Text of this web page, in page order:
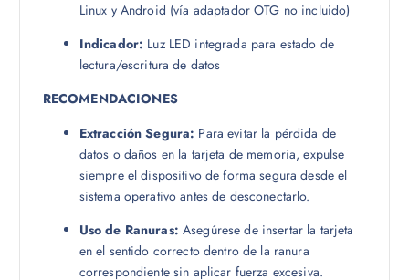
Linux y Android (vía adaptador OTG no incluido)
Indicador: Luz LED integrada para estado de
lectura/escritura de datos
RECOMENDACIONES
Extracción Segura: Para evitar la pérdida de
datos o daños en la tarjeta de memoria, expulse
siempre el dispositivo de forma segura desde el
sistema operativo antes de desconectarlo.
Uso de Ranuras: Asegúrese de insertar la tarjeta
en el sentido correcto dentro de la ranura
correspondiente sin aplicar fuerza excesiva.